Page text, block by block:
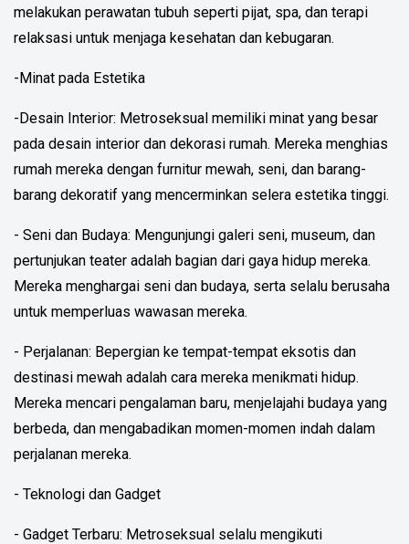
melakukan perawatan tubuh seperti pijat, spa, dan terapi
relaksasi untuk menjaga kesehatan dan kebugaran.
-Minat pada Estetika
-Desain Interior: Metroseksual memiliki minat yang besar
pada desain interior dan dekorasi rumah. Mereka menghias
rumah mereka dengan furnitur mewah, seni, dan barang-
barang dekoratif yang mencerminkan selera estetika tinggi.
- Seni dan Budaya: Mengunjungi galeri seni, museum, dan
pertunjukan teater adalah bagian dari gaya hidup mereka.
Mereka menghargai seni dan budaya, serta selalu berusaha
untuk memperluas wawasan mereka.
- Perjalanan: Bepergian ke tempat-tempat eksotis dan
destinasi mewah adalah cara mereka menikmati hidup.
Mereka mencari pengalaman baru, menjelajahi budaya yang
berbeda, dan mengabadikan momen-momen indah dalam
perjalanan mereka.
- Teknologi dan Gadget
- Gadget Terbaru: Metroseksual selalu mengikuti